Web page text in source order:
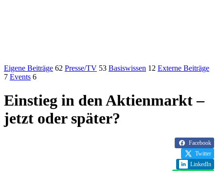
Eigene Beiträge 62 Presse/TV 53 Basiswissen 12 Externe Beiträge
7 Events 6
Einstieg in den Aktienmarkt –
jetzt oder später?
Facebook
Twitter
LinkedIn